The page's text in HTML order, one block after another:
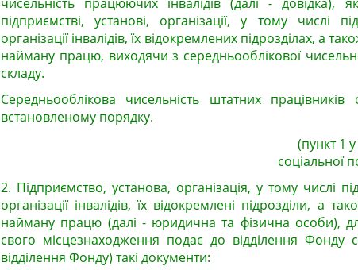
підприємстві, установі, організації, у тому числі
організації інвалідів, їх відокремлених підрозділах, а
найману працю, виходячи з середньооблікової
складу.
Середньооблікова чисельність штатних
встановленому порядку.
(пункт 1
соціальної
2. Підприємство, установа, організація, у тому числі
організації інвалідів, їх відокремлені підрозділи, а
найману працю (далі - юридична та фізична особи),
свого місцезнаходження подає до відділення Фонду
відділення Фонду) такі документи: